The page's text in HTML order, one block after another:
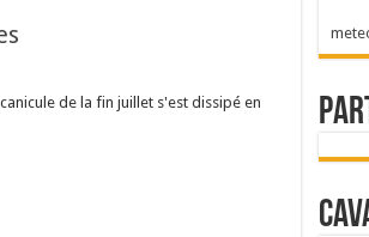
de la fin juillet s'est dissipé en